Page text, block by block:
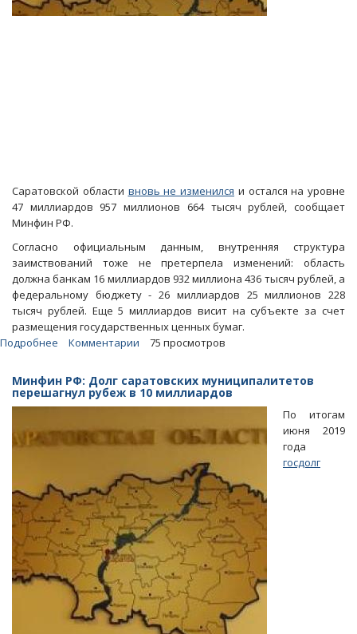
56
Саратовской области вновь не изменился и остался на уровне
47 миллиардов 957 миллионов 664 тысяч рублей, сообщает
Минфин РФ.
Согласно официальным данным, внутренняя структура
заимствований тоже не претерпела изменений: область
должна банкам 16 миллиардов 932 миллиона 436 тысяч рублей, а
федеральному бюджету - 26 миллиардов 25 миллионов 228
тысяч рублей. Еще 5 миллиардов висит на субъекте за счет
размещения государственных ценных бумаг.
Подробнее
саратовских
муниципалитетов
раздулся
Комментарии 75 просмотров
Минфин РФ: Долг саратовских муниципалитетов
перешагнул рубеж в 10 миллиардов
По итогам
июня 2019
года
госдолг